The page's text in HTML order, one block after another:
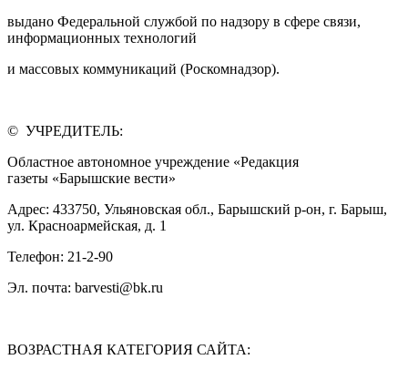
выдано Федеральной службой по надзору в сфере связи,
информационных технологий
и массовых коммуникаций (Роскомнадзор).
© УЧРЕДИТЕЛЬ:
Областное автономное учреждение «Редакция
газеты «Барышские вести»
Адрес: 433750, Ульяновская обл., Барышский р-он, г. Барыш,
ул. Красноармейская, д. 1
Телефон: 21-2-90
Эл. почта: barvesti@bk.ru
ВОЗРАСТНАЯ КАТЕГОРИЯ САЙТА: